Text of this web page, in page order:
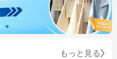
もっと見る